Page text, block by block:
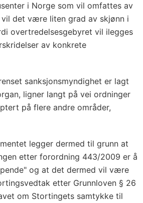
i Norge som vil omfattes av
det være liten grad av skjønn i
overtredelsesgebyret vil ilegges
av konkrete
sanksjonsmyndighet er lagt
ligner langt på vei ordninger
på flere andre områder,
legger dermed til grunn at
etter forordning 443/2009 er å
og at det dermed vil være
etter Grunnloven § 26
om Stortingets samtykke til